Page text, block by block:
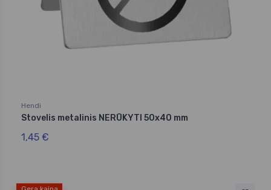
Hendi
Stovelis metalinis NERŪKYTI 50x40 mm
1,45 €